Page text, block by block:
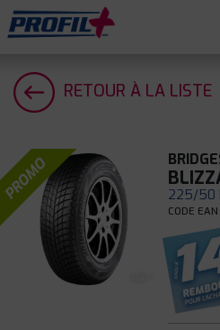
RETOUR À LA LISTE
PROMO 225/50
CODE